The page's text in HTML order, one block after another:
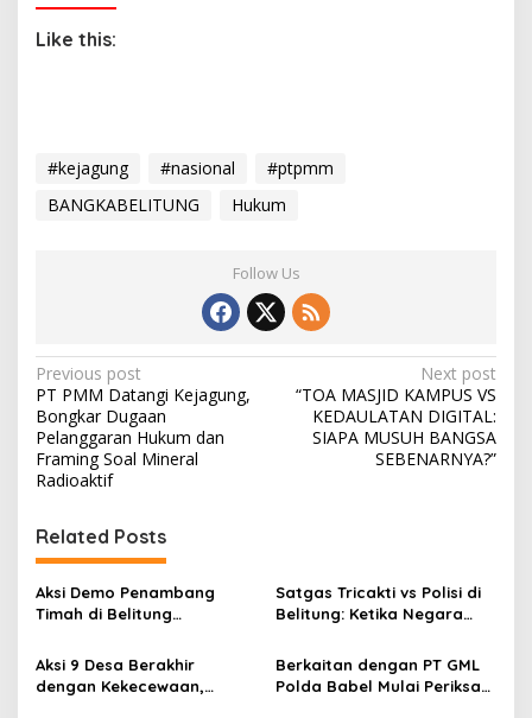
Like this:
#kejagung #nasional
#ptpmm
BANGKABELITUNG
Hukum
Follow Us
P
o
s
t
a
v
i
a
Previous post
PT PMM Datangi Kejagung,
Bongkar Dugaan
Pelanggaran Hukum dan
Framing Soal Mineral
Radioaktif
Next post
“TOA MASJID KAMPUS VS
KEDAULATAN DIGITAL:
SIAPA MUSUH BANGSA
SEBENARNYA?”
Related Posts
Aksi Demo Penambang
Timah di Belitung
XII DPR Bambang Patijaya
Dorong Perpres Segera
Terbit
Satgas Tricakti vs Polisi di
Belitung: Ketika Negara
52,5 Ton Pasir Timah
Aksi 9 Desa Berakhir
dengan Kekecewaan,
Berkaitan dengan PT GML
Polda Babel Mulai Periksa